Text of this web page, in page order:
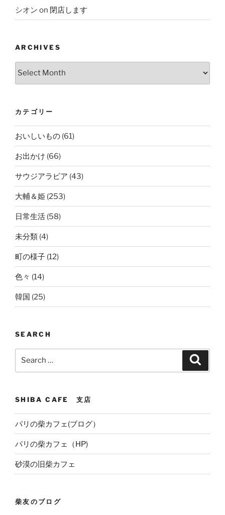
シオン on 閉店します
ARCHIVES
カテゴリー
おいしいもの (61)
お出かけ (66)
サウジアラビア (43)
大輔＆姫 (253)
日常生活 (58)
未分類 (4)
町の様子 (12)
色々 (14)
韓国 (25)
SEARCH
SHIBA CAFE 支店
パリの柴カフェ(ブログ）
パリの柴カフェ（HP)
砂漠の旧柴カフェ
柴友のブログ